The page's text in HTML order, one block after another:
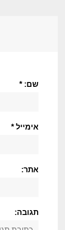
שם: *
אימייל *
אתר:
תגובה: